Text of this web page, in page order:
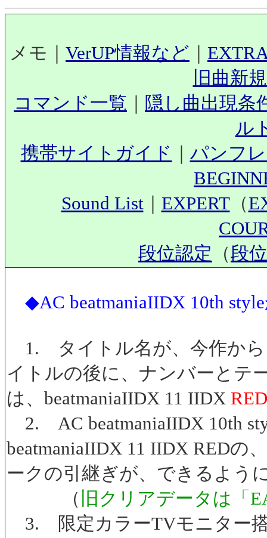
メモ｜ VerUP情報など
旧曲新
コマンド一覧
隠し曲出現条
ル
携帯サイトガイド
パンフ
Sound List｜ EXPERT（
段位認定 （段
◆AC beatmaniaIIDX 10th
1. タイトル名が、今作から
イトルの後に、ナンバーとテ
は、beatmaniaIIDX 11 IIDX RED
2. AC beatmaniaIIDX 10th
beatmaniaIIDX 11 IIDX RED
ークの引継ぎが、できるよう
（ 旧クリアデータは「
3. 限定カラーTVモニター